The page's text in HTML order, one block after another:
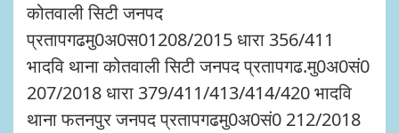
कोतवाली सिटी जनपद
प्रतापगढमु0अ0स01208/2015 धारा 356/411
भादवि थाना कोतवाली सिटी जनपद प्रतापगढ.मु0अ0सं0
207/2018 धारा 379/411/413/414/420 भादवि
थाना फतनपुर जनपद प्रतापगढमु0अ0सं0 212/2018